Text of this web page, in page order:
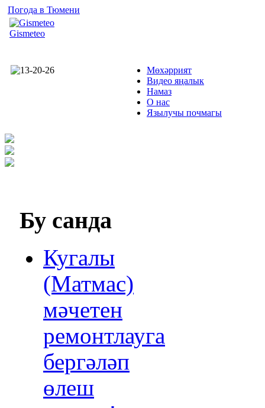
Погода в Тюмени
Gismeteo
Мөхәррият
Видео яңалык
Намаз
О нас
Язылучы почмагы
Бу санда
Кугалы
(Матмас)
мәчетен
ремонтлауга
бергәләп
өлеш